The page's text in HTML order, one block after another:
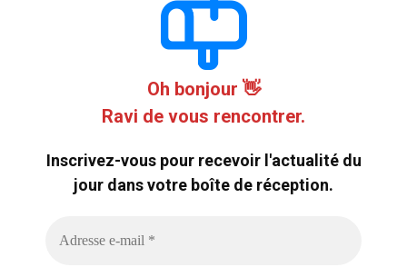
Oh bonjour 👋
Ravi de vous rencontrer.
Inscrivez-vous pour recevoir l'actualité du
jour dans votre boîte de réception.